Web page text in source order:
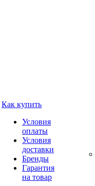
Как купить
Условия
оплаты
Условия
доставки
Бренды
Гарантия
на товар